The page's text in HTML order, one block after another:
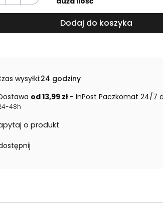
Dodaj do koszyka
wysyłki:24 godziny
od 13,99 zł - InPost Paczkomat 24/7
48h
o produkt